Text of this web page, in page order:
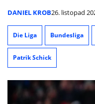
DANIEL KROB26. listopad
Die Liga Bundesliga
Patrik Schick